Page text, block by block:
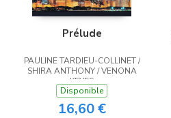
Prélude
PAULINE TARDIEU-COLLINET /
SHIRA ANTHONY / VENONA
KEYES
Disponible
16,60 €